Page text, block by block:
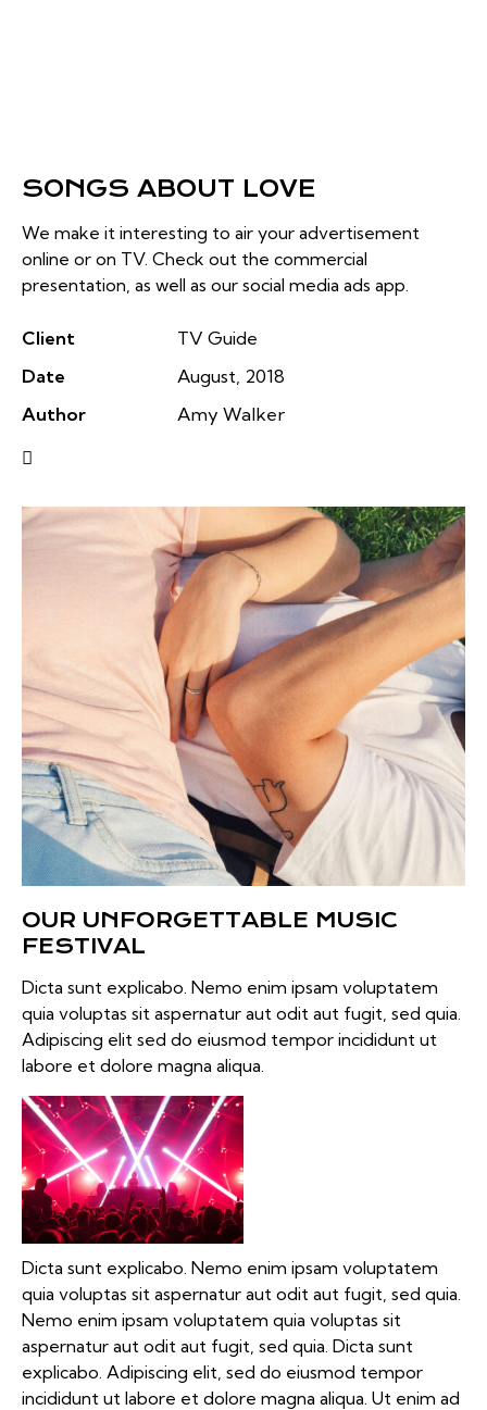
SONGS ABOUT LOVE
OUR UNFORGETTABLE MUSIC
FESTIVAL
Dicta sunt explicabo. Nemo enim ipsam voluptatem
quia voluptas sit aspernatur aut odit aut fugit, sed quia.
Adipiscing elit sed do eiusmod tempor incididunt ut
labore et dolore magna aliqua.
Dicta sunt explicabo. Nemo enim ipsam voluptatem
quia voluptas sit aspernatur aut odit aut fugit, sed quia.
Nemo enim ipsam voluptatem quia voluptas sit
aspernatur aut odit aut fugit, sed quia. Dicta sunt
explicabo. Adipiscing elit, sed do eiusmod tempor
incididunt ut labore et dolore magna aliqua. Ut enim ad
We make it interesting to air your advertisement
online or on TV. Check out the commercial
presentation, as well as our social media ads app.
Client
TV Guide
Date
August, 2018
Author
Amy Walker